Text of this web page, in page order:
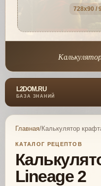
728x90 /
L2DOM.RU
БАЗА ЗНАНИЙ
Главная/Калькулятор
КАТАЛОГ РЕЦЕПТОВ
Lineage 2